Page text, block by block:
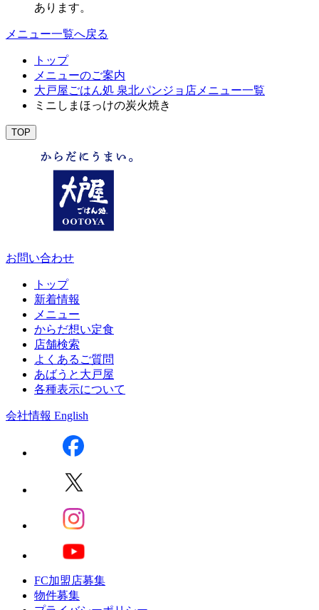
あります。
メニュー一覧へ戻る
トップ
メニューのご案内
大戸屋ごはん処 泉北パンジョ店メニュー一覧
ミニしまほっけの炭火焼き
TOP
お問い合わせ
トップ
新着情報
メニュー
からだ想い定食
店舗検索
よくあるご質問
あばうと大戸屋
各種表示について
会社情報 English
FC加盟店募集
物件募集